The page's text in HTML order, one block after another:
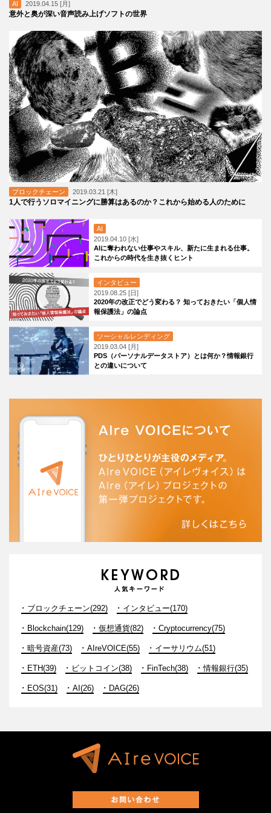
AI 2019.04.15 [月]
意外と奥が深い音声読み上げソフトの世界
ブロックチェーン 2019.03.21 [木]
1人で行うソロマイニングに勝算はあるのか？これから始める人のために
AI
2019.04.10 [水]
AIに奪われない仕事やスキル、新たに生まれる仕事。
これからの時代を生き抜くヒント
インタビュー
2019.08.25 [日]
2020年の改正でどう変わる？ 知っておきたい「個人情
報保護法」の論点
ソーシャルレンディング
2019.03.04 [月]
PDS（パーソナルデータストア）とは何か？情報銀行
との違いについて
ブロックチェーン(292) インタビュー(170)
Blockchain(129) 仮想通貨(82) Cryptocurrency(75)
暗号資産(73) AIreVOICE(55) イーサリウム(51)
ETH(39) ビットコイン(38) FinTech(38) 情報銀行(35)
EOS(31) AI(26) DAG(26)